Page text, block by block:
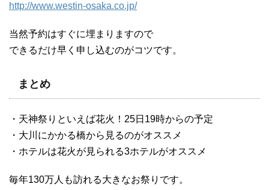
http://www.westin-osaka.co.jp/
当然予約はすぐに埋まりますので
できるだけ早く申し込むのがコツです。
まとめ
・天神祭りといえば花火！25日19時からの予定
・大川にかかる橋から見るのがオススメ
・ホテルは花火が見られる3ホテルがオススメ
毎年130万人も訪れる大きなお祭りです。